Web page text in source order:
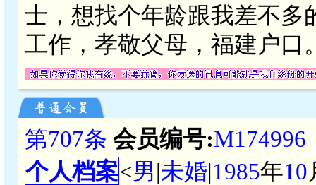
士，想找个年龄跟我差不多
工作，孝敬父母，福建户口
第707条 会员编号:M174996
个人档案<男|未婚|1985年10